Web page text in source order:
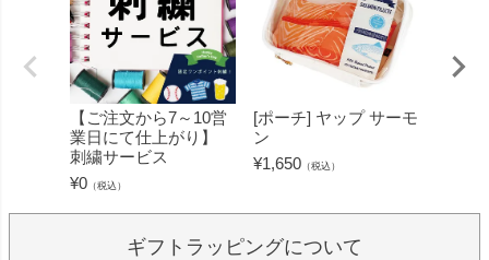
【ご注文から7～10営
業日にて仕上がり】
刺繍サービス
¥0 （税込）
[ポーチ] ヤップ サーモ
ン
¥1,650 （税込）
ギフトラッピングについて